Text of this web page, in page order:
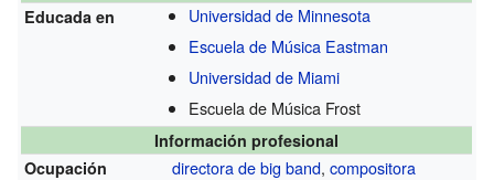
Educada en
Universidad de Minnesota
Escuela de Música Eastman
Universidad de Miami
Escuela de Música Frost
Información profesional
Ocupación
directora de big band,compositora